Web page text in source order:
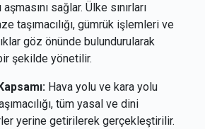
aşmasını sağlar. Ülke sınırları
taşımacılığı, gümrük işlemleri ve
göz önünde bulundurularak
şekilde yönetilir.
Hava yolu ve kara yolu
tüm yasal ve dini
yerine getirilerek gerçekleştirilir.